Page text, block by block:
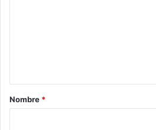
rNombre *